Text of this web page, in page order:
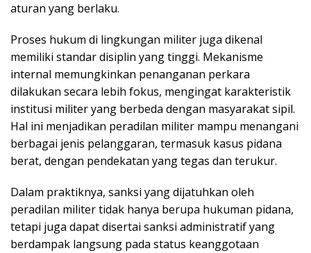
aturan yang berlaku.
Proses hukum di lingkungan militer juga dikenal
memiliki standar disiplin yang tinggi. Mekanisme
internal memungkinkan penanganan perkara
dilakukan secara lebih fokus, mengingat karakteristik
institusi militer yang berbeda dengan masyarakat sipil.
Hal ini menjadikan peradilan militer mampu menangani
berbagai jenis pelanggaran, termasuk kasus pidana
berat, dengan pendekatan yang tegas dan terukur.
Dalam praktiknya, sanksi yang dijatuhkan oleh
peradilan militer tidak hanya berupa hukuman pidana,
tetapi juga dapat disertai sanksi administratif yang
berdampak langsung pada status keanggotaan